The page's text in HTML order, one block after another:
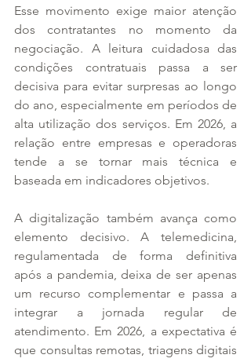
Esse movimento exige maior atenção
dos contratantes no momento da
negociação. A leitura cuidadosa das
condições contratuais passa a ser
decisiva para evitar surpresas ao longo
do ano, especialmente em períodos de
alta utilização dos serviços. Em 2026, a
relação entre empresas e operadoras
tende a se tornar mais técnica e
baseada em indicadores objetivos.
A digitalização também avança como
elemento decisivo. A telemedicina,
regulamentada de forma definitiva
após a pandemia, deixa de ser apenas
um recurso complementar e passa a
integrar a jornada regular de
atendimento. Em 2026, a expectativa é
que consultas remotas, triagens digitais